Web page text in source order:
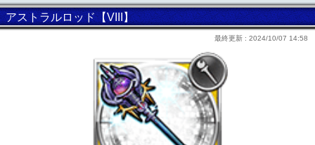
アストラルロッド【VIII】
最終更新 : 2024/10/07 14:58